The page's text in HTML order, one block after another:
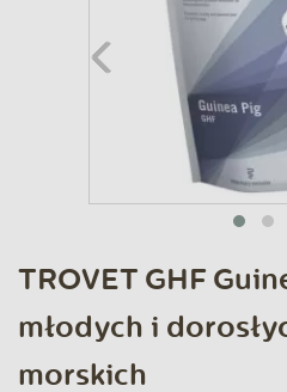
TROVET GHF
młodych i
morskich